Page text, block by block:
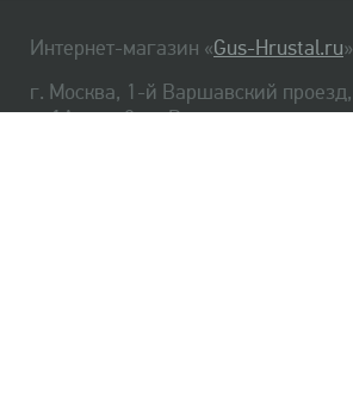
Интернет-магазин «Gus-Hrustal.ru»
г. Москва, 1-й Варшавский проезд,
д. 1А, стр. 3, м. Варшавская